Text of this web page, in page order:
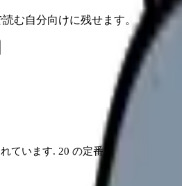
む自分向けに残せます。
ています. 20 の定番質問と回答ポイ